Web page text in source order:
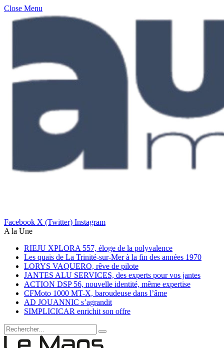
Close Menu
Facebook X (Twitter) Instagram
A la Une
RIEJU XPLORA 557, éloge de la polyvalence
Les quais de La Trinité-sur-Mer à la fin des années 1970
LORYS VAQUERO, rêve de pilote
JANTES ALU SERVICES, des experts pour vos jantes
ACTION DSP 56, nouvelle identité, même expertise
CFMoto 1000 MT-X, baroudeuse dans l’âme
AD JOUANNIC s’agrandit
SIMPLICICAR enrichit son offre